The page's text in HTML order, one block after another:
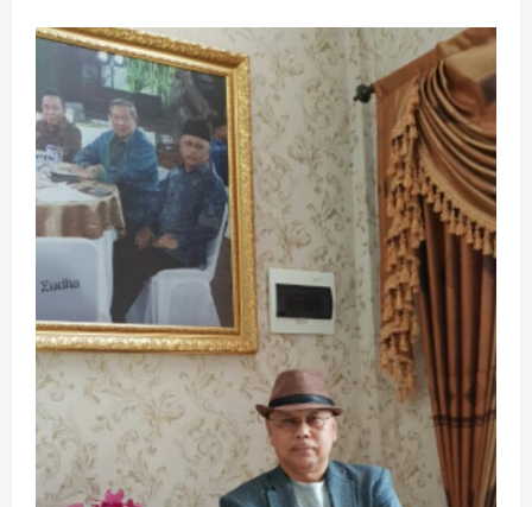
Tebusan
Pakaian,
SDN
Panggung
l
Di
Laporkan
Ke
Kejari
Pelaihari